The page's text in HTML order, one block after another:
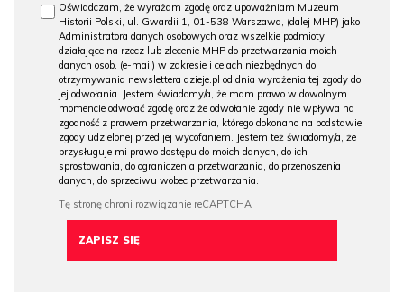
Oświadczam, że wyrażam zgodę oraz upoważniam Muzeum
Historii Polski, ul. Gwardii 1, 01-538 Warszawa, (dalej MHP) jako
Administratora danych osobowych oraz wszelkie podmioty
działające na rzecz lub zlecenie MHP do przetwarzania moich
danych osob. (e-mail) w zakresie i celach niezbędnych do
otrzymywania newslettera dzieje.pl od dnia wyrażenia tej zgody do
jej odwołania. Jestem świadomy/a, że mam prawo w dowolnym
momencie odwołać zgodę oraz że odwołanie zgody nie wpływa na
zgodność z prawem przetwarzania, którego dokonano na podstawie
zgody udzielonej przed jej wycofaniem. Jestem też świadomy/a, że
przysługuje mi prawo dostępu do moich danych, do ich
sprostowania, do ograniczenia przetwarzania, do przenoszenia
danych, do sprzeciwu wobec przetwarzania.